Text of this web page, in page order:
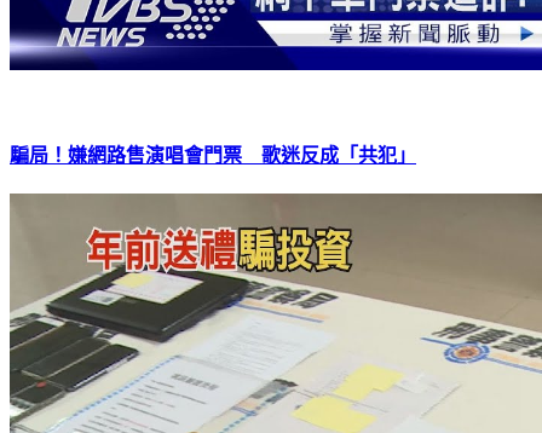
騙局！嫌網路售演唱會門票 歌迷反成「共犯」